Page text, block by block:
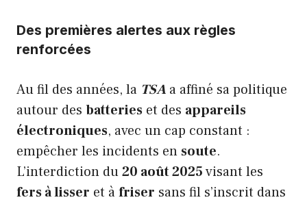
Des premières alertes aux règles
renforcées
Au fil des années, la TSA a affiné sa politique
autour des batteries et des appareils
électroniques, avec un cap constant :
empêcher les incidents en soute.
L’interdiction du20 août 2025visant les
fers à lisser et àfriser sans fil s’inscrit dans